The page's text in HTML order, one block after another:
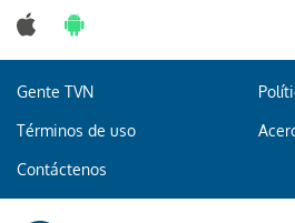
Gente TVN
Términos de uso
Contáctenos